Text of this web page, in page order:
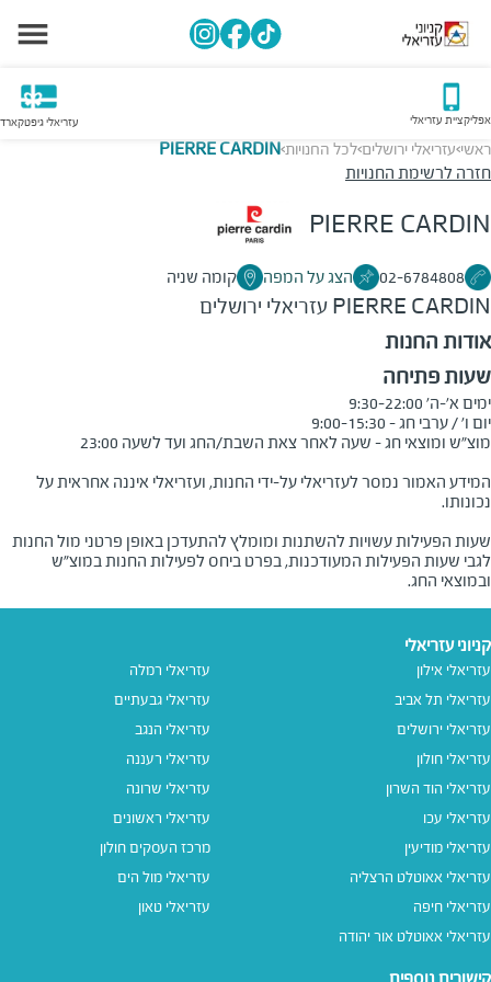
אפליקציית עזריאלי עזריאלי גיפטקארד
ראשי>עזריאלי ירושלים>לכל החנויות>
PIERRE CARDIN
חזרה לרשימת החנויות
PIERRE CARDIN
02-6784808 הצג על המפה קומה שניה
PIERRE CARDIN עזריאלי ירושלים
אודות החנות
שעות פתיחה
המידע האמור נמסר לעזריאלי על-ידי החנות, ועזריאלי איננה אחראית על
שעות הפעילות עשויות להשתנות ומומלץ להתעדכן באופן פרטני מול החנות
לגבי שעות הפעילות המעודכנות, בפרט ביחס לפעילות החנות במוצ"ש
ובמוצאי החג.
קניוני עזריאלי
עזריאלי אילון
עזריאלי תל אביב
עזריאלי ירושלים
עזריאלי חולון
עזריאלי הוד השרון
עזריאלי עכו
עזריאלי מודיעין
עזריאלי אאוטלט הרצליה
עזריאלי חיפה
עזריאלי אאוטלט אור יהודה
עזריאלי רמלה
עזריאלי גבעתיים
עזריאלי הנגב
עזריאלי רעננה
עזריאלי שרונה
עזריאלי ראשונים
מרכז העסקים חולון
עזריאלי מול הים
עזריאלי טאון